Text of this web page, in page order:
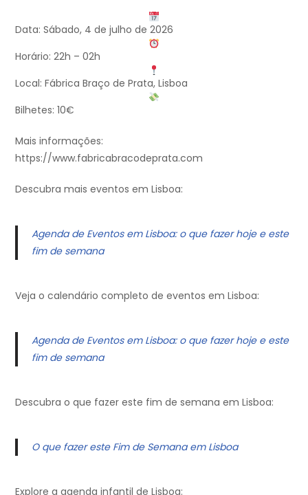
Data: Sábado, 4 de julho de 2026
Horário: 22h – 02h
Local: Fábrica Braço de Prata, Lisboa
Bilhetes: 10€
Mais informações:
https://www.fabricabracodeprata.com
Descubra mais eventos em Lisboa:
Agenda de Eventos em Lisboa: o que fazer hoje e este
fim de semana
Veja o calendário completo de eventos em Lisboa:
Agenda de Eventos em Lisboa: o que fazer hoje e este
fim de semana
Descubra o que fazer este fim de semana em Lisboa:
O que fazer este Fim de Semana em Lisboa
Explore a agenda infantil de Lisboa: